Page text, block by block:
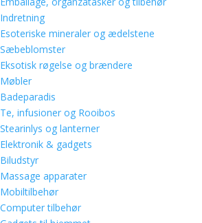
Indretning
Esoteriske mineraler og ædelstene
Sæbeblomster
Eksotisk røgelse og brændere
Møbler
Badeparadis
Te, infusioner og Rooibos
Stearinlys og lanterner
Elektronik & gadgets
Biludstyr
Massage apparater
Mobiltilbehør
Computer tilbehør